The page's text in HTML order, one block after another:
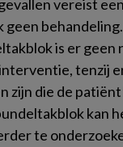
vereist een
is er geen
tenzij
zijn die de
kan
te